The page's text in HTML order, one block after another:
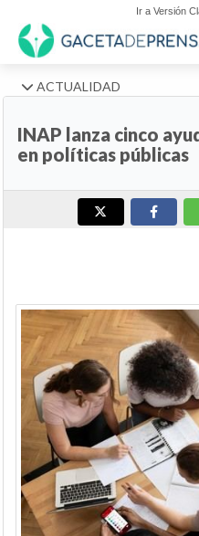
Ir a Versión
ACTUALIDAD
INAP lanza cinco
en políticas públicas